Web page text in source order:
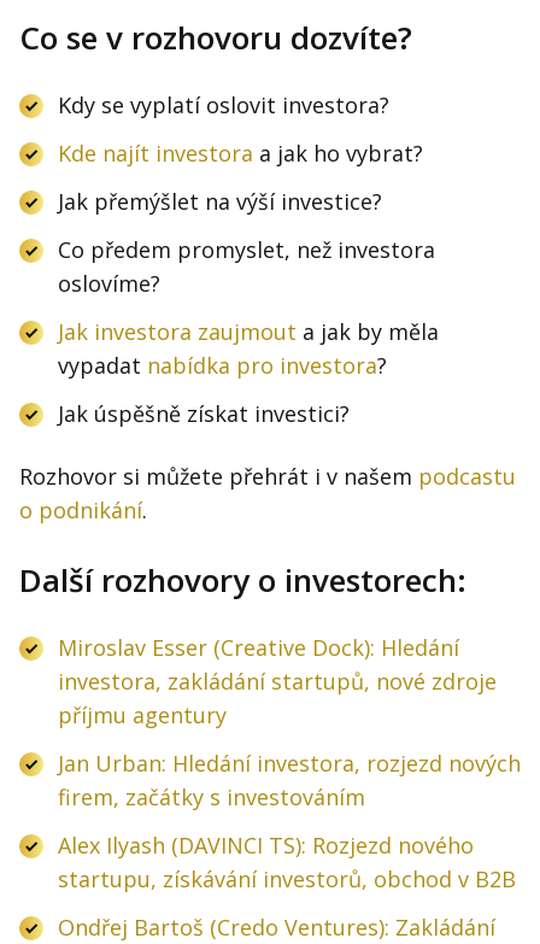
Co se v rozhovoru dozvíte?
Kdy se vyplatí oslovit investora?
Kde najít investora a jak ho vybrat?
Jak přemýšlet na výší investice?
Co předem promyslet, než investora
oslovíme?
Jak investora zaujmout a jak by měla
vypadat nabídka pro investora?
Jak úspěšně získat investici?
Rozhovor si můžete přehrát i v našem podcastu
o podnikání.
Další rozhovory o investorech:
Miroslav Esser (Creative Dock): Hledání
investora, zakládání startupů, nové zdroje
příjmu agentury
Jan Urban: Hledání investora, rozjezd nových
firem, začátky s investováním
Alex Ilyash (DAVINCI TS): Rozjezd nového
startupu, získávání investorů, obchod v B2B
Ondřej Bartoš (Credo Ventures): Zakládání